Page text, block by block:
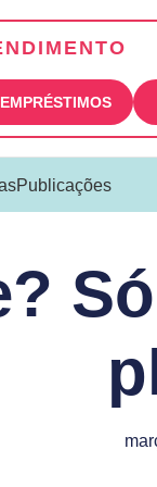
Publicações